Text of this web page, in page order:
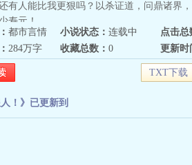
有人能比我更狠吗？以杀证道，问鼎诸界
寿元！
都市言情 小说状态： 连载中 点击总
284万字 收藏总数： 0 更新时
TXT下载
！》已更新到